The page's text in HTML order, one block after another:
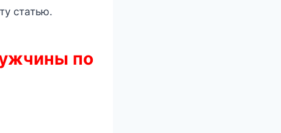
статью.
по